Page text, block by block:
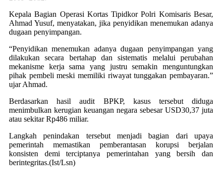
Kepala Bagian Operasi Kortas Tipidkor Polri Komisaris Besar,
Ahmad Yusuf, menyatakan, jika penyidikan menemukan adanya
dugaan penyimpangan.
“Penyidikan menemukan adanya dugaan penyimpangan yang
dilakukan secara bertahap dan sistematis melalui perubahan
mekanisme kerja sama yang justru semakin menguntungkan
pihak pembeli meski memiliki riwayat tunggakan pembayaran.”
ujar Ahmad.
Berdasarkan hasil audit BPKP, kasus tersebut diduga
menimbulkan kerugian keuangan negara sebesar USD30,37 juta
atau sekitar Rp486 miliar.
Langkah penindakan tersebut menjadi bagian dari upaya
pemerintah memastikan pemberantasan korupsi berjalan
konsisten demi terciptanya pemerintahan yang bersih dan
berintegritas.(Ist/Lsn)